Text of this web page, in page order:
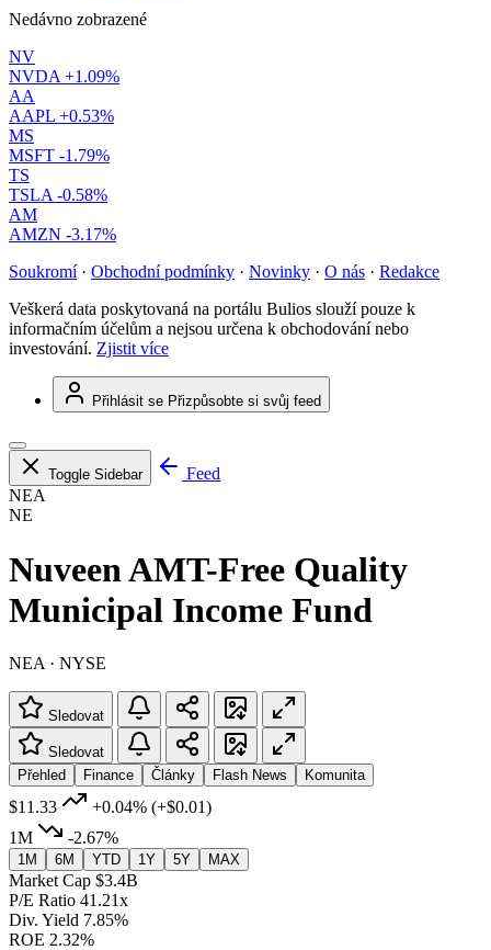
Nedávno zobrazené
NV
NVDA +1.09%
AA
AAPL +0.53%
MS
MSFT -1.79%
TS
TSLA -0.58%
AM
AMZN -3.17%
Soukromí · Obchodní podmínky · Novinky · O nás · Redakce
Veškerá data poskytovaná na portálu Bulios slouží pouze k
informačním účelům a nejsou určena k obchodování nebo
investování. Zjistit více
Přihlásit se Přizpůsobte si svůj feed
Toggle Sidebar
Feed
NEA
NE
Nuveen AMT-Free Quality
Municipal Income Fund
NEA · NYSE
Sledovat
Sledovat
Přehled
Finance Články Flash News Komunita
$11.33 +0.04% (+$0.01)
1M
-2.67%
1M 6M YTD 1Y 5Y MAX
Market Cap $3.4B
P/E Ratio 41.21x
Div. Yield 7.85%
ROE 2.32%